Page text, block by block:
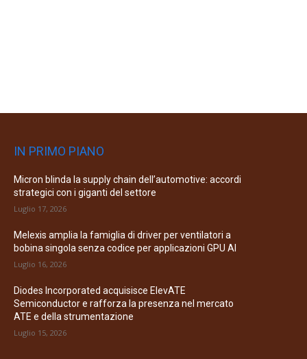
IN PRIMO PIANO
Micron blinda la supply chain dell’automotive: accordi
strategici con i giganti del settore
Luglio 17, 2026
Melexis amplia la famiglia di driver per ventilatori a
bobina singola senza codice per applicazioni GPU AI
Luglio 16, 2026
Diodes Incorporated acquisisce ElevATE
Semiconductor e rafforza la presenza nel mercato
ATE e della strumentazione
Luglio 15, 2026